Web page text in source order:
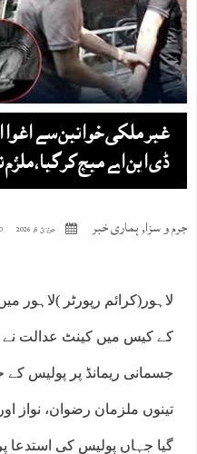
غیر ملکی خواتین سے اغوا
ڈی این اے میچ کرگیا،
جرم و سزا,ہماری خبر جولائ 6, 2026 0 تبصرے
لاہور(کرائم رپورٹر )لاہور
جسمانی ریمانڈ پر پولیس کے
تینوں ملزمان رضوان، نواز
گیا جہاں پولیس کی استدعا